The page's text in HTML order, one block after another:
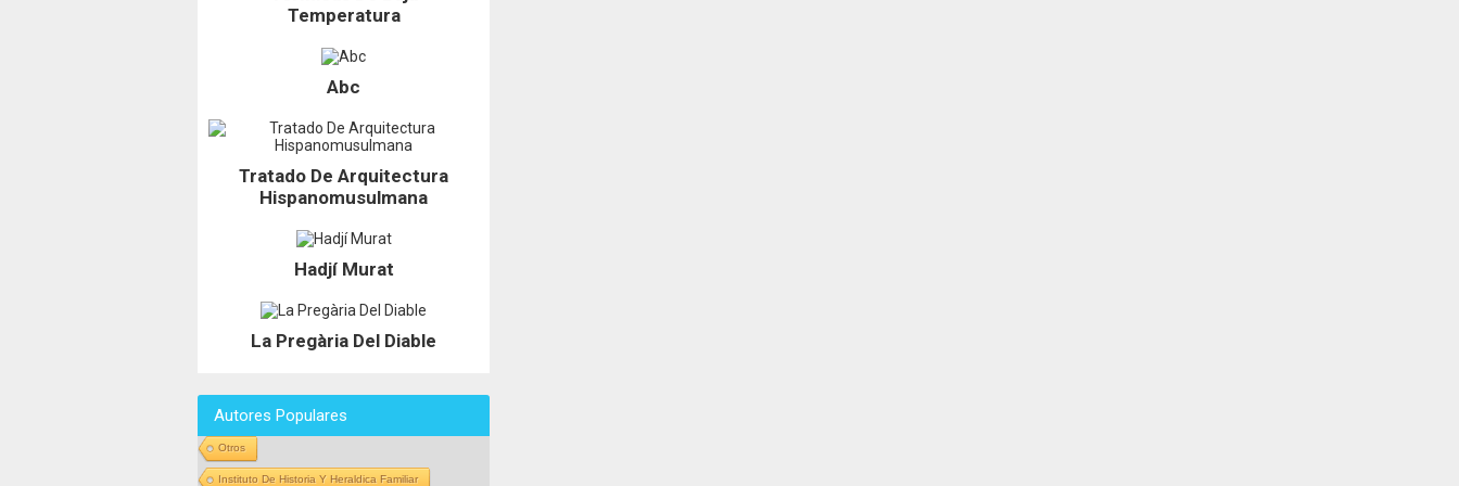
Temperatura
Abc
Tratado De Arquitectura
Hispanomusulmana
Hadjí Murat
La Pregària Del Diable
Autores Populares
Otros
Instituto De Historia Y Heraldica Familiar